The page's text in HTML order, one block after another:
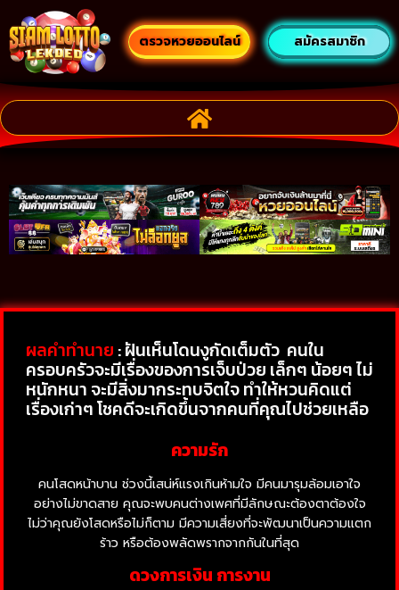
ตรวจหวยออนไลน์ สมัครสมาชิก
ผลคำทำนาย : ฝันเห็นโดนงูกัดเต็มตัว คนใน
ครอบครัวจะมีเรื่องของการเจ็บป่วย เล็กๆ น้อยๆ ไม่
หนักหนา จะมีสิ่งมากระทบจิตใจ ทำให้หวนคิดแต่
เรื่องเก่าๆ โชคดีจะเกิดขึ้นจากคนที่คุณไปช่วยเหลือ
ความรัก
คนโสดหน้าบาน ช่วงนี้เสน่ห์แรงเกินห้ามใจ มีคนมารุมล้อมเอาใจ
อย่างไม่ขาดสาย คุณจะพบคนต่างเพศที่มีลักษณะต้องตาต้องใจ
ไม่ว่าคุณยังโสดหรือไม่ก็ตาม มีความเสี่ยงที่จะพัฒนาเป็นความแตก
ร้าว หรือต้องพลัดพรากจากกันในที่สุด
ดวงการเงิน การงาน